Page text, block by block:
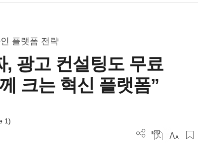
플랫폼 전략
, 광고 컨설팅도 무료
크는 혁신 플랫폼”
1)